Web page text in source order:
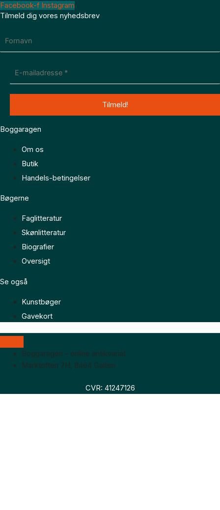
Facebook-f Instagram
Tilmeld dig vores nyhedsbrev
Boggaragen
Om os
Butik
Handels-betingelser
Bøgerne
Faglitteratur
Skønlitteratur
Biografier
Oversigt
Se også
Kunstbøger
Gavekort
Boggaragen – online antikvariat
Marktoften 7H, 8464 Galten
CVR: 41247126